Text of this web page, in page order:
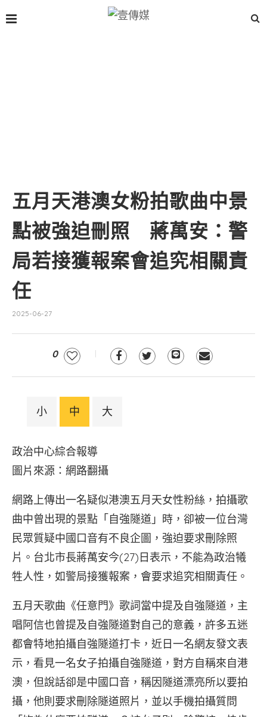
五月天港澳女粉拍歌曲中景
點被強迫刪照 蔣萬安：警
局若接獲報案會追究相關責
任
2025-06-27
0
小 中 大
政治中心綜合報導
圖片來源：網路翻攝
網路上傳出一名疑似港澳五月天女性粉絲，拍攝歌
曲中曾出現的景點「自強隧道」時，卻被一位台灣
民眾質疑中國口音有不良企圖，強迫要求刪除照
片。台北市長蔣萬安今(27)日表示，不能為政治犧
牲人性，如警局接獲報案，會要求追究相關責任。
五月天歌曲《任意門》歌詞當中提及自強隧道，主
唱阿信也曾提及自強隧道對自己的意義，許多五迷
都會特地拍攝自強隧道打卡，近日一名網友發文表
示，看見一名女子拍攝自強隧道，對方自稱來自港
澳，但說話卻是中國口音，稱因隧道漂亮所以要拍
攝，他則要求刪除隧道照片，並以手機拍攝質問